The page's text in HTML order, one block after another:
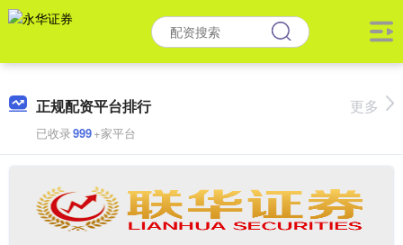
正规配资平台排行
已收录999+家平台
更多